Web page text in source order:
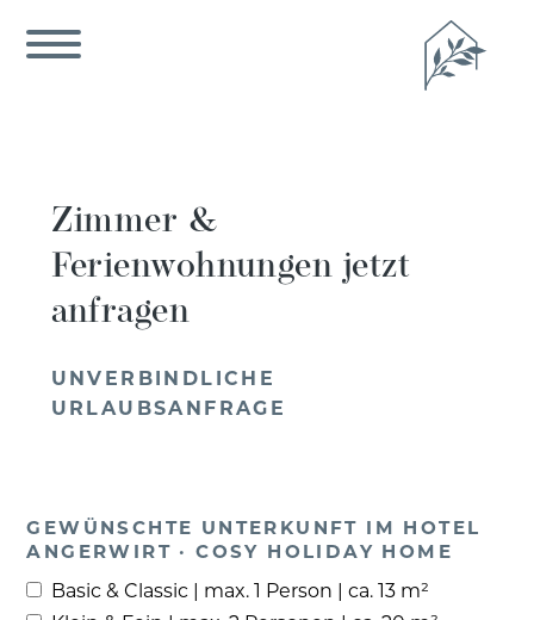
Zimmer &
Ferienwohnungenjetzt
anfragen
UNVERBINDLICHE
URLAUBSANFRAGE
GEWÜNSCHTE UNTERKUNFT IM HOTEL
ANGERWIRT · COSY HOLIDAY HOME
Basic & Classic | max. 1 Person | ca. 13 m²